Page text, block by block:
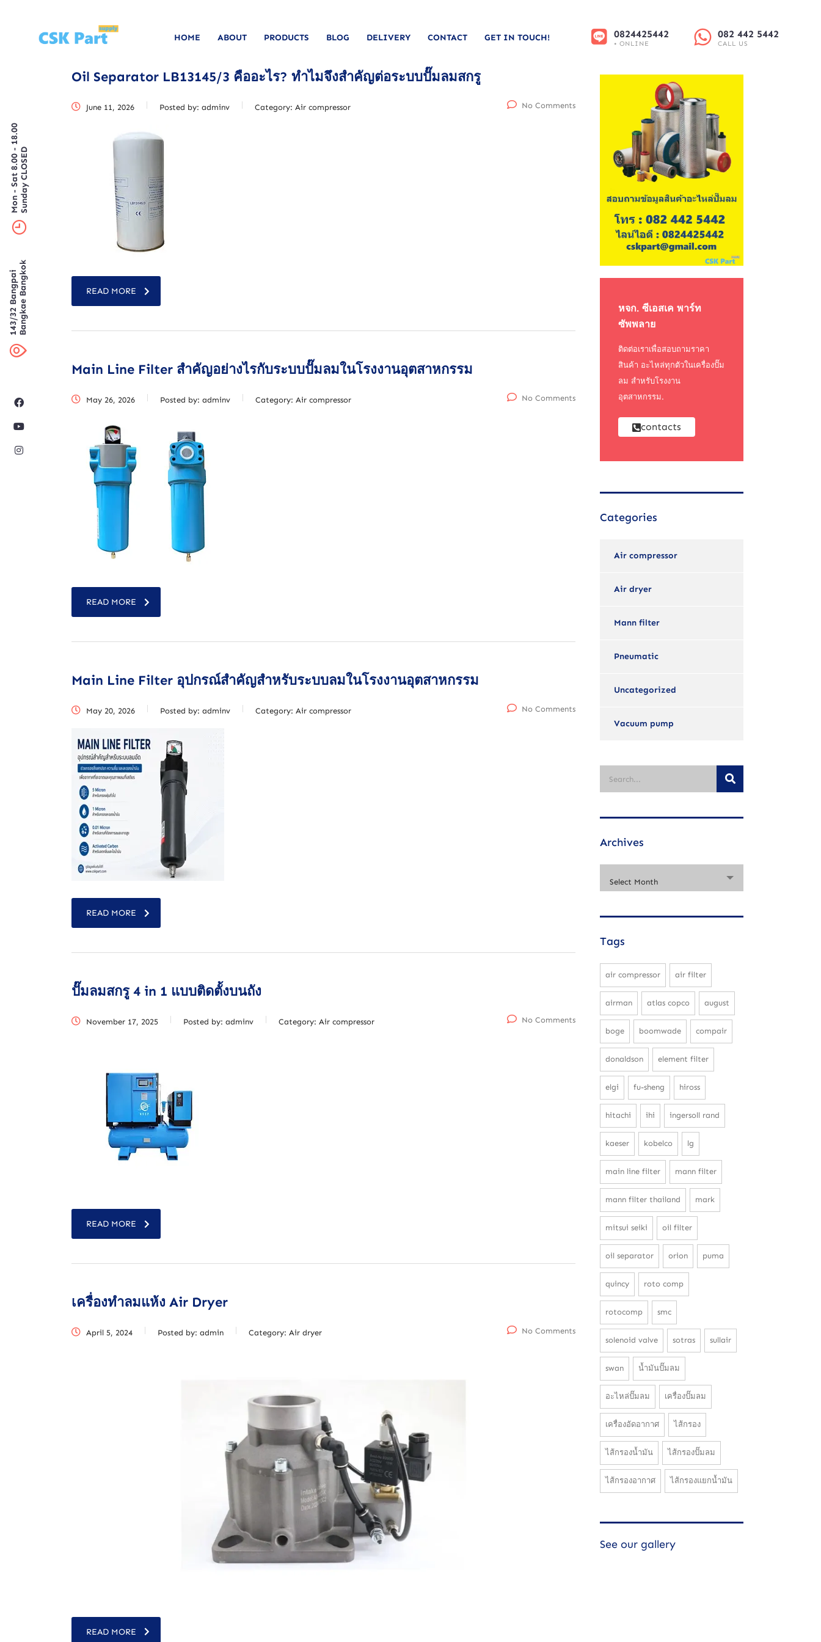
HOME ABOUT PRODUCTS BLOG DELIVERY CONTACT GET IN TOUCH! 0824425442
• ONLINE
082 442 5442
CALL US
Mon - Sat 8.00 - 18.00Sunday CLOSED
143/32 BangpaiBangkae Bangkok
Oil Separator LB13145/3 คืออะไร? ทำไมจึงสำคัญต่อระบบปั๊มลมสกรู
June 11, 2026 Posted by: adminv Category: Air compressor No Comments
READ MORE
Main Line Filter สำคัญอย่างไรกับระบบปั๊มลมในโรงงานอุตสาหกรรม
May 26, 2026 Posted by: adminv Category: Air compressor No Comments
READ MORE
Main Line Filter อุปกรณ์สำคัญสำหรับระบบลมในโรงงานอุตสาหกรรม
May 20, 2026 Posted by: adminv Category: Air compressor No Comments
READ MORE
ปั๊มลมสกรู 4 in 1 แบบติดตั้งบนถัง
November 17, 2025 Posted by: adminv Category: Air compressor No Comments
READ MORE
เครื่องทำลมแห้ง Air Dryer
April 5, 2024 Posted by: admin Category: Air dryer No Comments
READ MORE
หจก. ซีเอสเค พาร์ท
ซัพพลาย
ติดต่อเราเพื่อสอบถามราคา
สินค้า อะไหล่ทุกตัวในเครื่องปั๊ม
ลม สำหรับโรงงาน
อุตสาหกรรม.
contacts
Categories
Air compressor
Air dryer
Mann filter
Pneumatic
Uncategorized
Vacuum pump
Archives
Select Month
Tags
air compressor air filter
airman atlas copco august
boge boomwade compair
donaldson element filter
elgi fu-sheng hiross
hitachi ihi ingersoll rand
kaeser kobelco lg
main line filter mann filter
mann filter thailand mark
mitsui seiki oil filter
oil separator orion puma
quincy roto comp
rotocomp smc
solenoid valve sotras sullair
swan น้ำมันปั๊มลม
อะไหล่ปั๊มลม เครื่องปั๊มลม
เครื่องอัดอากาศ ไส้กรอง
ไส้กรองน้ำมัน ไส้กรองปั๊มลม
ไส้กรองอากาศ ไส้กรองแยกน้ำมัน
See our gallery